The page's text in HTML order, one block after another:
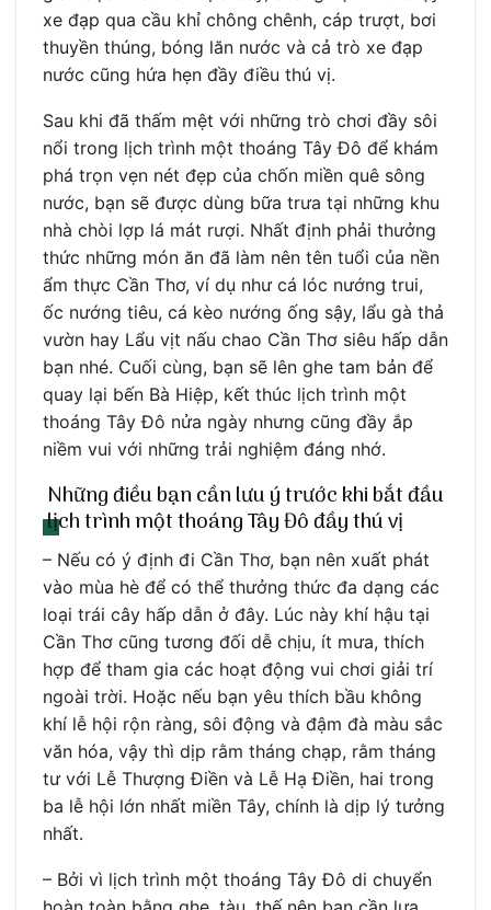
xe đạp qua cầu khỉ chông chênh, cáp trượt, bơi
thuyền thúng, bóng lăn nước và cả trò xe đạp
nước cũng hứa hẹn đầy điều thú vị.
Sau khi đã thấm mệt với những trò chơi đầy sôi
nổi trong lịch trình một thoáng Tây Đô để khám
phá trọn vẹn nét đẹp của chốn miền quê sông
nước, bạn sẽ được dùng bữa trưa tại những khu
nhà chòi lợp lá mát rượi. Nhất định phải thưởng
thức những món ăn đã làm nên tên tuổi của nền
ẩm thực Cần Thơ, ví dụ như cá lóc nướng trui,
ốc nướng tiêu, cá kèo nướng ống sậy, lẩu gà thả
vườn hay Lẩu vịt nấu chao Cần Thơ siêu hấp dẫn
bạn nhé. Cuối cùng, bạn sẽ lên ghe tam bản để
quay lại bến Bà Hiệp, kết thúc lịch trình một
thoáng Tây Đô nửa ngày nhưng cũng đầy ắp
niềm vui với những trải nghiệm đáng nhớ.
Những điều bạn cần lưu ý trước khi bắt đầu
lịch trình một thoáng Tây Đô đầy thú vị
– Nếu có ý định đi Cần Thơ, bạn nên xuất phát
vào mùa hè để có thể thưởng thức đa dạng các
loại trái cây hấp dẫn ở đây. Lúc này khí hậu tại
Cần Thơ cũng tương đối dễ chịu, ít mưa, thích
hợp để tham gia các hoạt động vui chơi giải trí
ngoài trời. Hoặc nếu bạn yêu thích bầu không
khí lễ hội rộn ràng, sôi động và đậm đà màu sắc
văn hóa, vậy thì dịp rằm tháng chạp, rằm tháng
tư với Lễ Thượng Điền và Lễ Hạ Điền, hai trong
ba lễ hội lớn nhất miền Tây, chính là dịp lý tưởng
nhất.
– Bởi vì lịch trình một thoáng Tây Đô di chuyển